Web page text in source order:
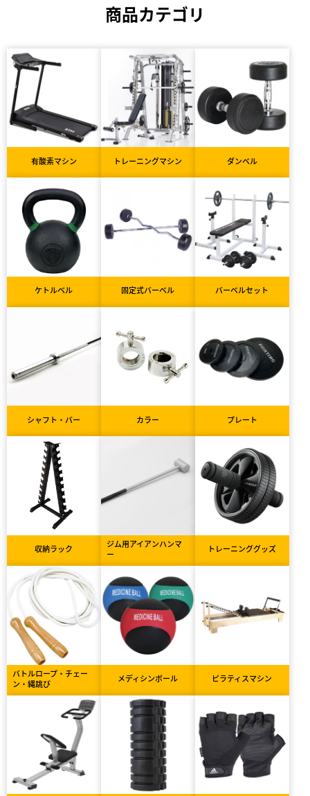
商品カテゴリ
有酸素マシン トレーニングマシン ダンベル
ケトルベル 固定式バーベル バーベルセット
シャフト・バー カラー プレート
収納ラック
ジム用アイアンハンマ
ー
トレーニンググッズ
バトルロープ・チェー
ン・縄跳び
メディシンボール ピラティスマシン